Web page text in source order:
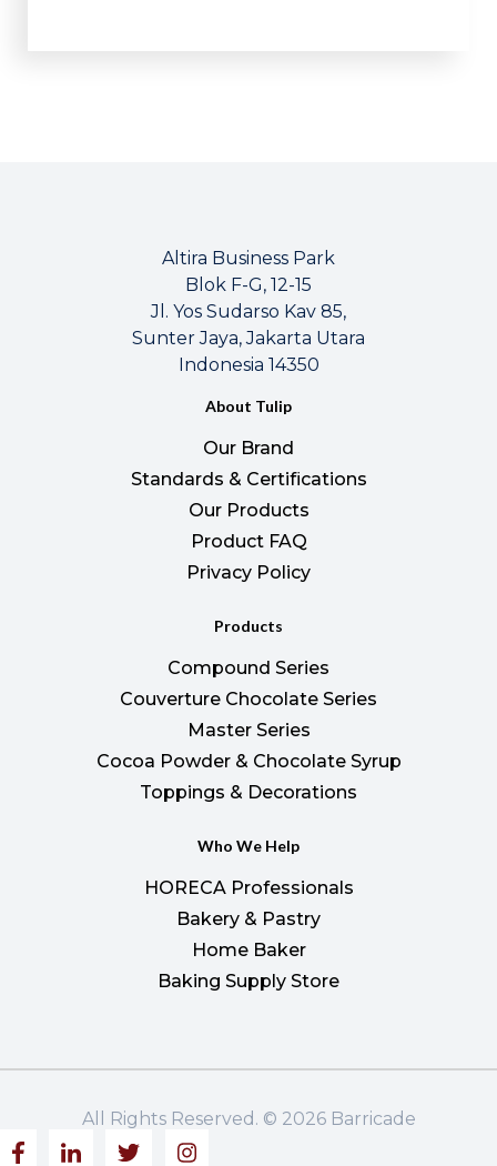
Altira Business Park
Blok F-G, 12-15
Jl. Yos Sudarso Kav 85,
Sunter Jaya, Jakarta Utara
Indonesia 14350
About Tulip
Our Brand
Standards & Certifications
Our Products
Product FAQ
Privacy Policy
Products
Compound Series
Couverture Chocolate Series
Master Series
Cocoa Powder & Chocolate Syrup
Toppings & Decorations
Who We Help
HORECA Professionals
Bakery & Pastry
Home Baker
Baking Supply Store
All Rights Reserved. © 2026 Barricade